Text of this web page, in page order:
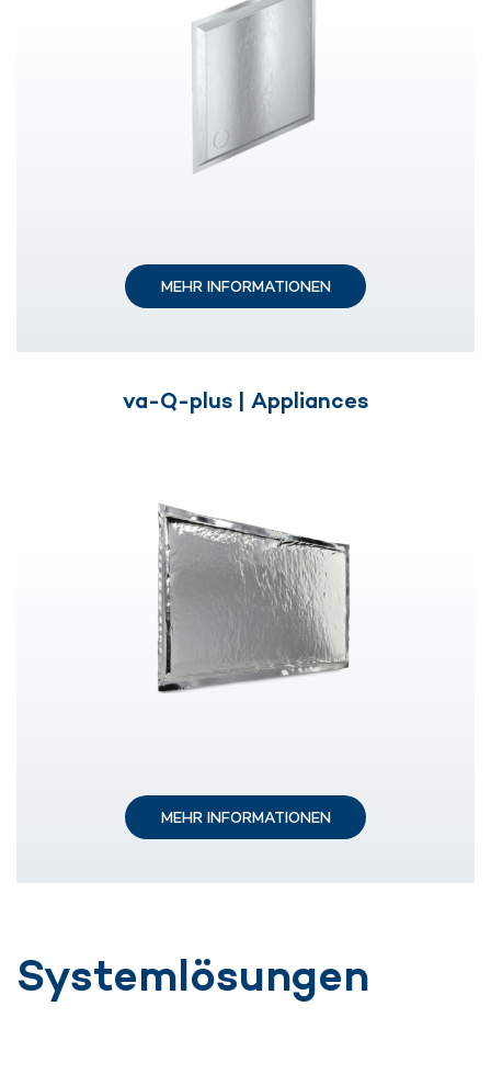
MEHR INFORMATIONEN
va-Q-plus | Appliances
MEHR INFORMATIONEN
Systemlösungen